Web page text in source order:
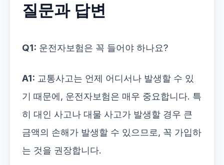
질문과 답변
Q1: 운전자보험은 꼭 들어야 하나요?
A1: 교통사고는 언제 어디서나 발생할 수 있
기 때문에, 운전자보험은 매우 중요합니다. 특
히 대인 사고나 대물 사고가 발생할 경우 큰
금액의 손해가 발생할 수 있으므로, 꼭 가입하
는 것을 권장합니다.